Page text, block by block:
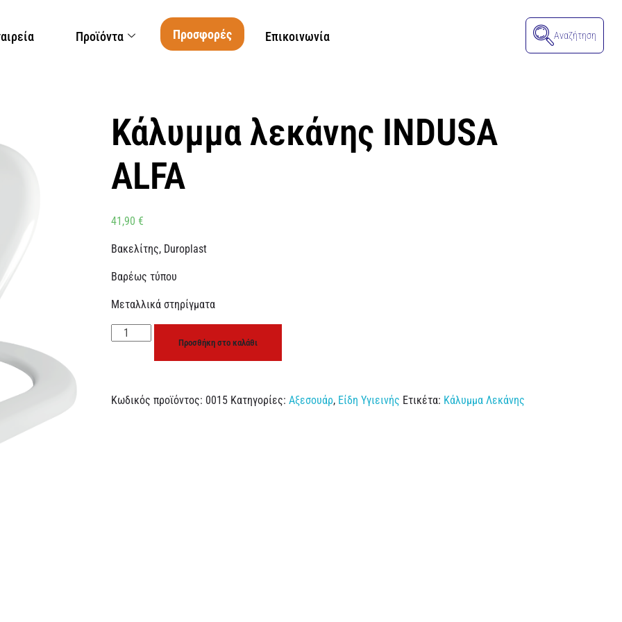
Προϊόντα Προσφορές Επικοινωνία Αναζήτηση
Κάλυμμα λεκάνης INDUSA
ALFA
41,90€
Βακελίτης, Duroplast
Βαρέως τύπου
Μεταλλικά στηρίγματα
Προσθήκη στο καλάθι
Κωδικός προϊόντος: 0015 Κατηγορίες:Αξεσουάρ, Είδη Υγιεινής Ετικέτα: Κάλυμμα Λεκάνης